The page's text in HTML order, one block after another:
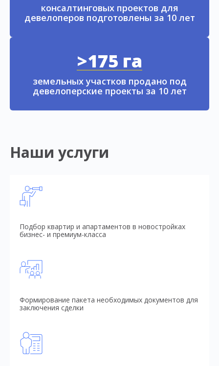
консалтинговых проектов для
девелоперов подготовлены за 10 лет
>175 га
земельных участков продано под
девелоперские проекты за 10 лет
Наши услуги
Подбор квартир и апартаментов в новостройках
бизнес- и премиум-класса
Формирование пакета необходимых документов для
заключения сделки